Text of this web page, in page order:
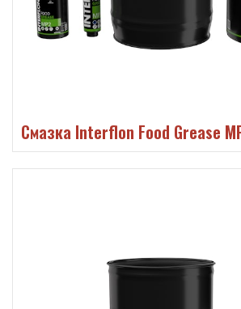
Смазка Interflon Food Grease